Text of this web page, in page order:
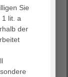
zu den
Das ist
Sie
1 lit. a
der